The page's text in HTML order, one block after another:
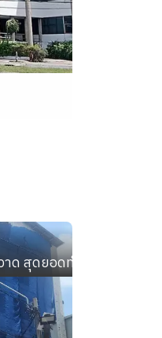
สุดยอดทำเลทอง ค้าขา